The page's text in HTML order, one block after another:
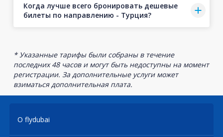
Когда лучше всего бронировать дешевые
билеты по направлению - Турция?
* Указанные тарифы были собраны в течение
последних 48 часов и могут быть недоступны на момент
регистрации. За дополнительные услуги может
взиматься дополнительная плата.
О flydubai